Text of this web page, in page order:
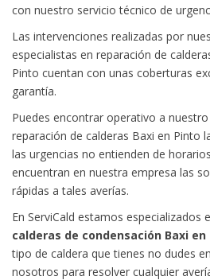
con nuestro servicio técnico de
Las intervenciones realizadas por
especialistas en reparación de
Pinto cuentan con unas coberturas
garantía.
Puedes encontrar operativo a
reparación de calderas Baxi en Pinto
las urgencias no entienden de
encuentran en nuestra empresa las
rápidas a tales averías.
En ServiCald estamos especializados
calderas de condensación Baxi en
tipo de caldera que tienes no dudes
nosotros para resolver cualquier